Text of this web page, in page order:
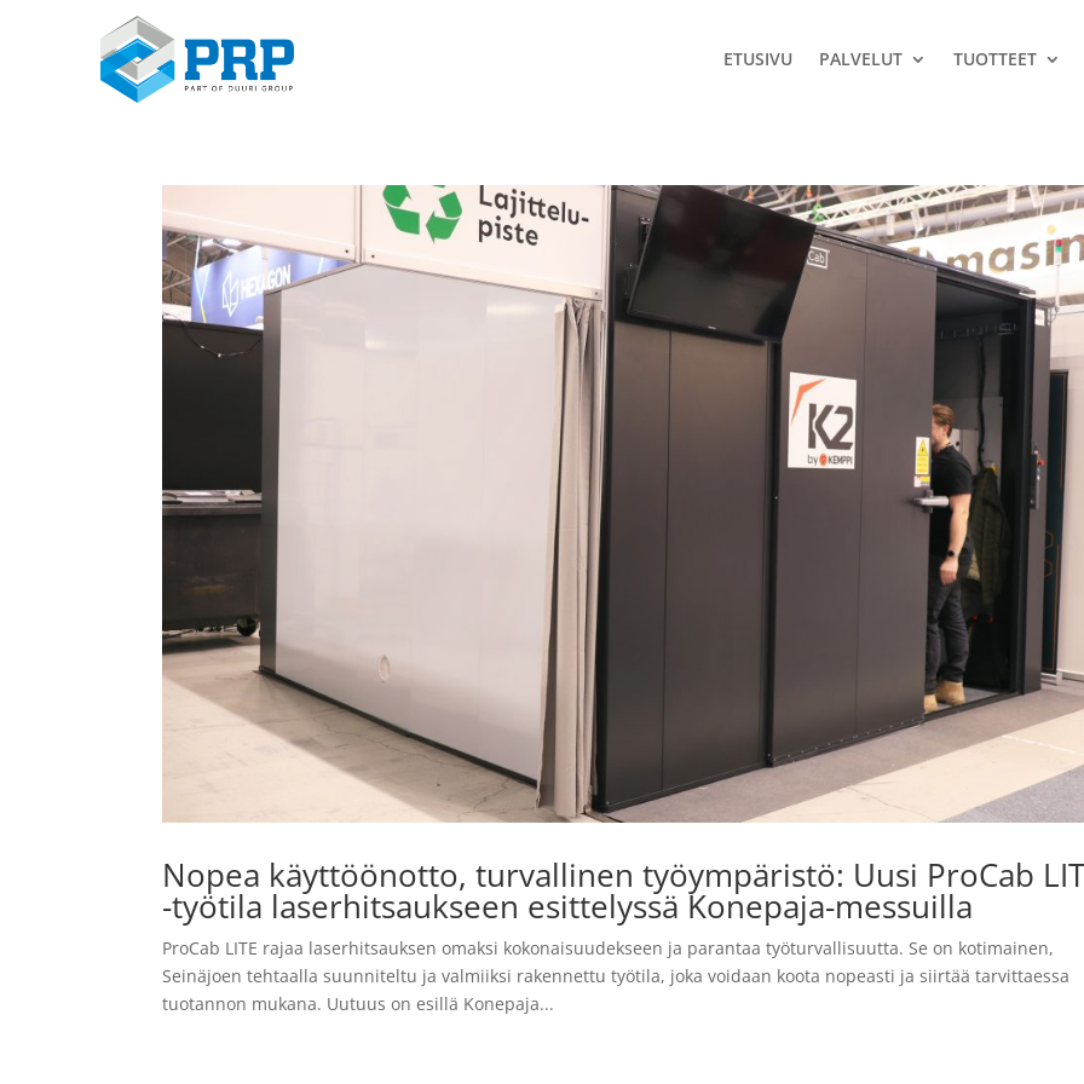
ETUSIVU PALVELUT TUOTTEET
Nopea käyttöönotto, turvallinen työympäristö: Uusi ProCab
-työtila laserhitsaukseen esittelyssä Konepaja-messuilla
ProCab LITE rajaa laserhitsauksen omaksi kokonaisuudekseen ja parantaa työturvallisuutta. Se on kotimainen,
Seinäjoen tehtaalla suunniteltu ja valmiiksi rakennettu työtila, joka voidaan koota nopeasti ja siirtää tarvittaessa
tuotannon mukana. Uutuus on esillä Konepaja...